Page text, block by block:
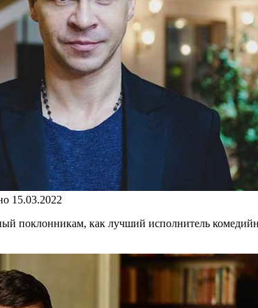
15.03.2022
поклонникам, как лучший исполнитель